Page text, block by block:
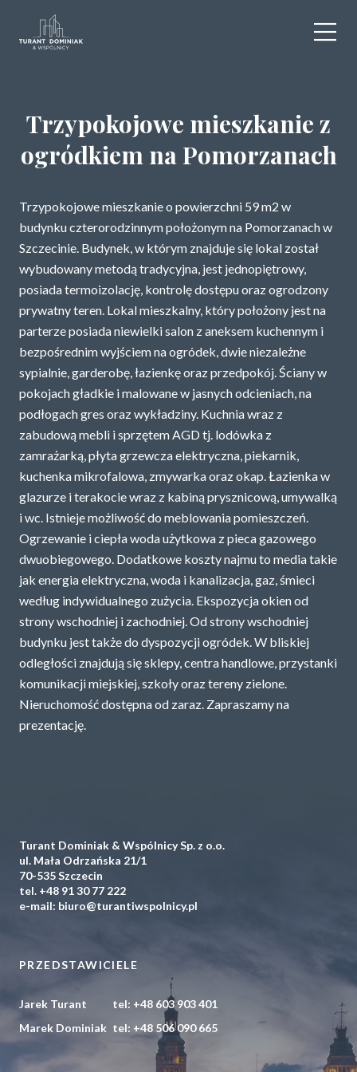
SPRZEDAŻ
DLA DEWELOPERÓW
USŁUGI DODATKOWE
O NAS
POLITYKA PRYWATNOŚCI
Trzypokojowe mieszkanie z
ogródkiem na Pomorzanach
Trzypokojowe mieszkanie o powierzchni 59 m2 w
budynku czterorodzinnym położonym na Pomorzanach w
Szczecinie. Budynek, w którym znajduje się lokal został
wybudowany metodą tradycyjna, jest jednopiętrowy,
posiada termoizolację, kontrolę dostępu oraz ogrodzony
prywatny teren. Lokal mieszkalny, który położony jest na
parterze posiada niewielki salon z aneksem kuchennym i
bezpośrednim wyjściem na ogródek, dwie niezależne
sypialnie, garderobę, łazienkę oraz przedpokój. Ściany w
pokojach gładkie i malowane w jasnych odcieniach, na
podłogach gres oraz wykładziny. Kuchnia wraz z
zabudową mebli i sprzętem AGD tj. lodówka z
zamrażarką, płyta grzewcza elektryczna, piekarnik,
kuchenka mikrofalowa, zmywarka oraz okap. Łazienka w
glazurze i terakocie wraz z kabiną prysznicową, umywalką
i wc. Istnieje możliwość do meblowania pomieszczeń.
Ogrzewanie i ciepła woda użytkowa z pieca gazowego
dwuobiegowego. Dodatkowe koszty najmu to media takie
jak energia elektryczna, woda i kanalizacja, gaz, śmieci
według indywidualnego zużycia. Ekspozycja okien od
strony wschodniej i zachodniej. Od strony wschodniej
budynku jest także do dyspozycji ogródek. W bliskiej
odległości znajdują się sklepy, centra handlowe, przystanki
komunikacji miejskiej, szkoły oraz tereny zielone.
Nieruchomość dostępna od zaraz. Zapraszamy na
prezentację.
Turant Dominiak & Wspólnicy Sp. z o.o.
ul. Mała Odrzańska 21/1
70-535 Szczecin
tel. +48 91 30 77 222
e-mail: biuro@turantiwspolnicy.pl
PRZEDSTAWICIELE
Jarek Turant tel: +48 603 903 401
Marek Dominiak tel: +48 506 090 665